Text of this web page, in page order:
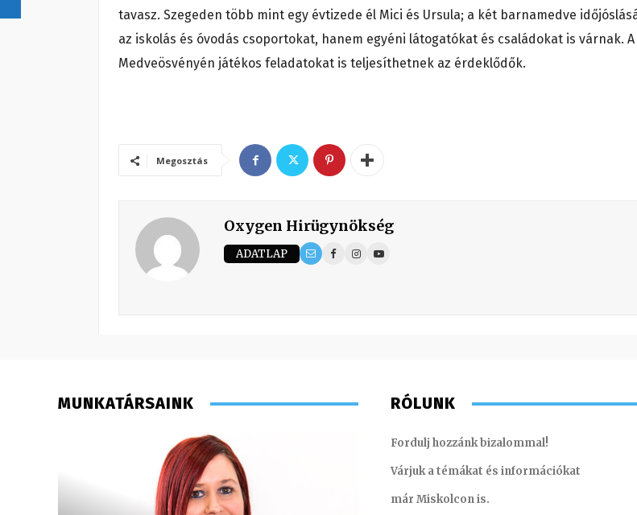
tavasz. Szegeden több mint egy évtizede él Mici és Ursula; a két barnamedve
az iskolás és óvodás csoportokat, hanem egyéni látogatókat és családokat is várnak.
Medveösvényén játékos feladatokat is teljesíthetnek az érdeklődők.
Megosztás
Oxygen Hirügynökség
ADATLAP
MUNKATÁRSAINK RÓLUNK
Fordulj hozzánk bizalommal!
Várjuk a témákat és információkat
már Miskolcon is.